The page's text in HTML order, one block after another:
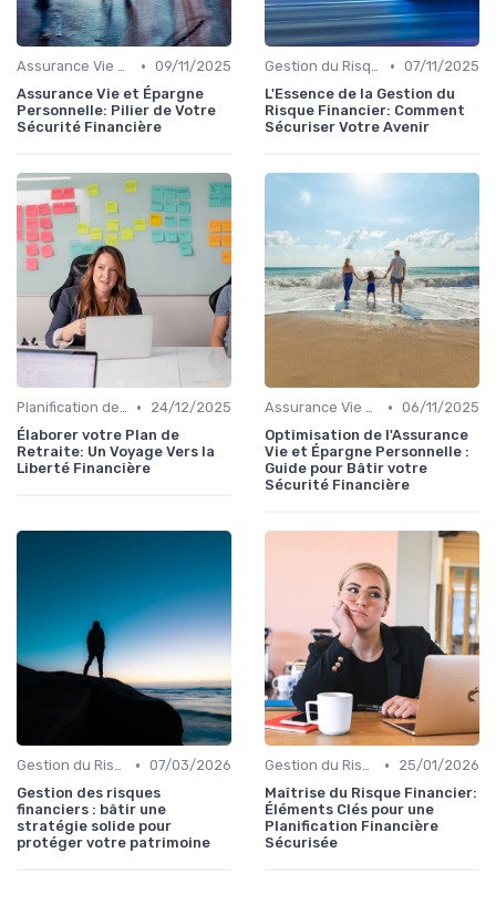
Assurance Vie et Épargne • 09/11/2025
Assurance Vie et Épargne
Personnelle: Pilier de Votre
Sécurité Financière
Gestion du Risque Financier • 07/11/2025
L'Essence de la Gestion du
Risque Financier: Comment
Sécuriser Votre Avenir
Planification de la Retraite •
24/12/2025
Élaborer votre Plan de
Retraite: Un Voyage Vers la
Liberté Financière
Assurance Vie et Épargne • 06/11/2025
Optimisation de l'Assurance
Vie et Épargne Personnelle :
Guide pour Bâtir votre
Sécurité Financière
Gestion du Risque Financier • 07/03/2026
Gestion des risques
financiers : bâtir une
stratégie solide pour
protéger votre patrimoine
Gestion du Risque Financier •
25/01/2026
Maîtrise du Risque Financier:
Éléments Clés pour une
Planification Financière
Sécurisée